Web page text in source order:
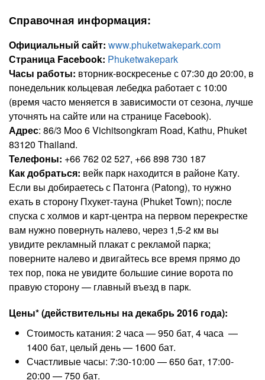
Справочная информация:
Официальный сайт: www.phuketwakepark.com
Страница Facebook: Phuketwakepark
Часы работы: вторник-воскресенье с 07:30 до 20:00, в
понедельник кольцевая лебедка работает с 10:00
(время часто меняется в зависимости от сезона, лучше
уточнять на сайте или на странице Facebook).
Адрес: 86/3 Moo 6 Vichitsongkram Road, Kathu, Phuket
83120 Thailand.
Телефоны: +66 762 02 527, +66 898 730 187
Как добраться: вейк парк находится в районе Кату.
Если вы добираетесь с Патонга (Patong), то нужно
ехать в сторону Пхукет-тауна (Phuket Town); после
спуска с холмов и карт-центра на первом перекрестке
вам нужно повернуть налево, через 1,5-2 км вы
увидите рекламный плакат с рекламой парка;
поверните налево и двигайтесь все время прямо до
тех пор, пока не увидите большие синие ворота по
правую сторону — главный въезд в парк.
Цены* (действительны на декабрь 2016 года):
Стоимость катания: 2 часа — 950 бат, 4 часа —
1400 бат, целый день — 1600 бат.
Счастливые часы: 7:30-10:00 — 650 бат, 17:00-
20:00 — 750 бат.